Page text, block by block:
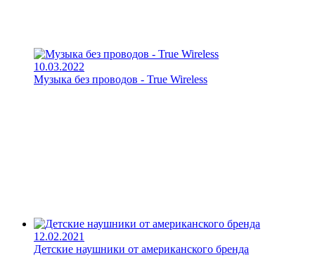
10.03.2022
Музыка без проводов - True Wireless
12.02.2021
Детские наушники от американского бренда